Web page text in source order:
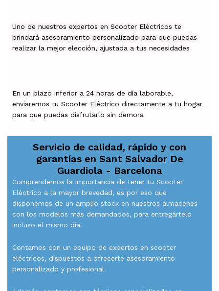
Uno de nuestros expertos en Scooter Eléctricos te
brindará asesoramiento personalizado para que puedas
realizar la mejor elección, ajustada a tus necesidades
En un plazo inferior a 24 horas de día laborable,
enviaremos tu Scooter Eléctrico directamente a tu hogar
para que puedas disfrutarlo sin demora
Servicio de calidad, rápido y con
garantías en Sant Salvador De
Guardiola - Barcelona
Comprendemos la importancia de tener tu Scooter
Eléctrico a la mayor brevedad, es por eso que
disponemos de un amplio stock en nuestros almacenes
con los modelos más demandados, para entregártelo
incluso el mismo día.
Contamos con un equipo de expertos en scooter
eléctricos, dispuestos a ofrecerte asesoramiento
personalizado y profesional.